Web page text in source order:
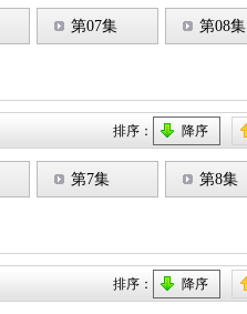
第07集 第08集
排序： 降序
第7集 第8集
排序： 降序